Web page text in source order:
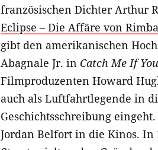
französischen Dichter Arthur
Eclipse – Die Affäre von
gibt den amerikanischen
Abagnale Jr. in Catch Me If
Filmproduzenten Howard
auch als Luftfahrtlegende in
Geschichtsschreibung
Jordan Belfort in die Kinos. In